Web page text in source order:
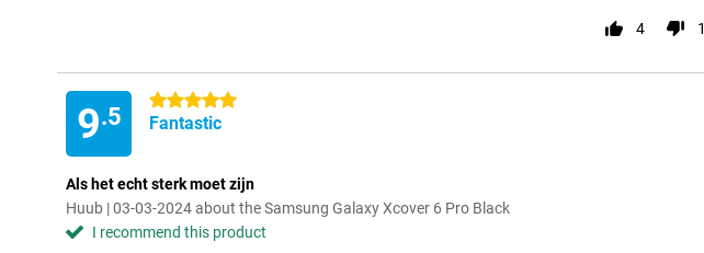
4 1
9.5
5 stars
Fantastic
Als het echt sterk moet zijn
Huub | 03-03-2024 about the Samsung Galaxy Xcover 6 Pro Black
I recommend this product